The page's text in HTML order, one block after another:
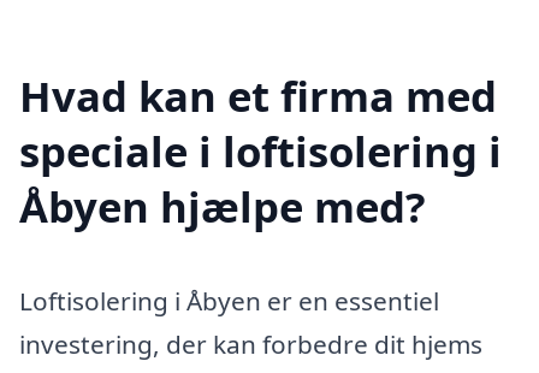
Hvad kan et firma med
speciale i loftisolering i
Åbyen hjælpe med?
Loftisolering i Åbyen er en essentiel
investering, der kan forbedre dit hjems